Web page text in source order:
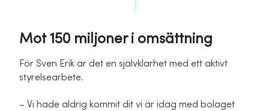
Mot 150 miljoner i omsättning
För Sven Erik är det en självklarhet med ett aktivt
styrelsearbete.
– Vi hade aldrig kommit dit vi är idag med bolaget